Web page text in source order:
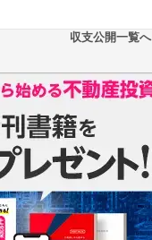
収支公開一覧へ